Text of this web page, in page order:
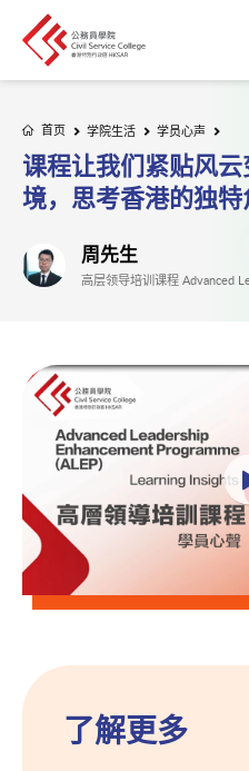
首页 学院生活 学员心声
课程让我们紧贴风
境，思考香港的独
周先生
高层领导培训课程 Advanced
了解更多